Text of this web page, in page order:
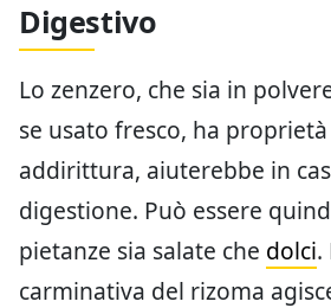
Digestivo
Lo zenzero, che sia in
se usato fresco, ha
addirittura, aiuterebbe in
digestione. Può essere
pietanze sia salate che dolci.
carminativa del rizoma